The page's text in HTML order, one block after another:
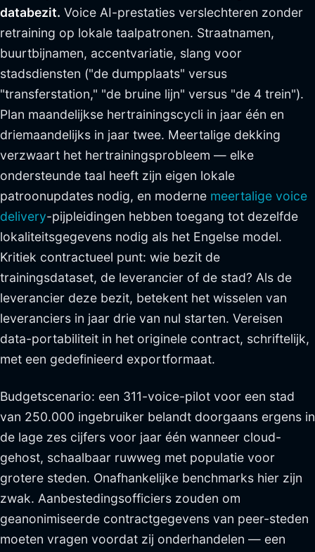
databezit. Voice AI-prestaties verslechteren zonder
retraining op lokale taalpatronen. Straatnamen,
buurtbijnamen, accentvariatie, slang voor
stadsdiensten ("de dumpplaats" versus
"transferstation," "de bruine lijn" versus "de 4 trein").
Plan maandelijkse hertrainingscycli in jaar één en
driemaandelijks in jaar twee. Meertalige dekking
verzwaart het hertrainingsprobleem — elke
ondersteunde taal heeft zijn eigen lokale
patroonupdates nodig, en moderne meertalige voice
delivery-pijpleidingen hebben toegang tot dezelfde
lokaliteitsgegevens nodig als het Engelse model.
Kritiek contractueel punt: wie bezit de
trainingsdataset, de leverancier of de stad? Als de
leverancier deze bezit, betekent het wisselen van
leveranciers in jaar drie van nul starten. Vereisen
data-portabiliteit in het originele contract, schriftelijk,
met een gedefinieerd exportformaat.
Budgetscenario: een 311-voice-pilot voor een stad
van 250.000 ingebruiker belandt doorgaans ergens in
de lage zes cijfers voor jaar één wanneer cloud-
gehost, schaalbaar ruwweg met populatie voor
grotere steden. Onafhankelijke benchmarks hier zijn
zwak. Aanbestedingsofficiers zouden om
geanonimiseerde contractgegevens van peer-steden
moeten vragen voordat zij onderhandelen — een